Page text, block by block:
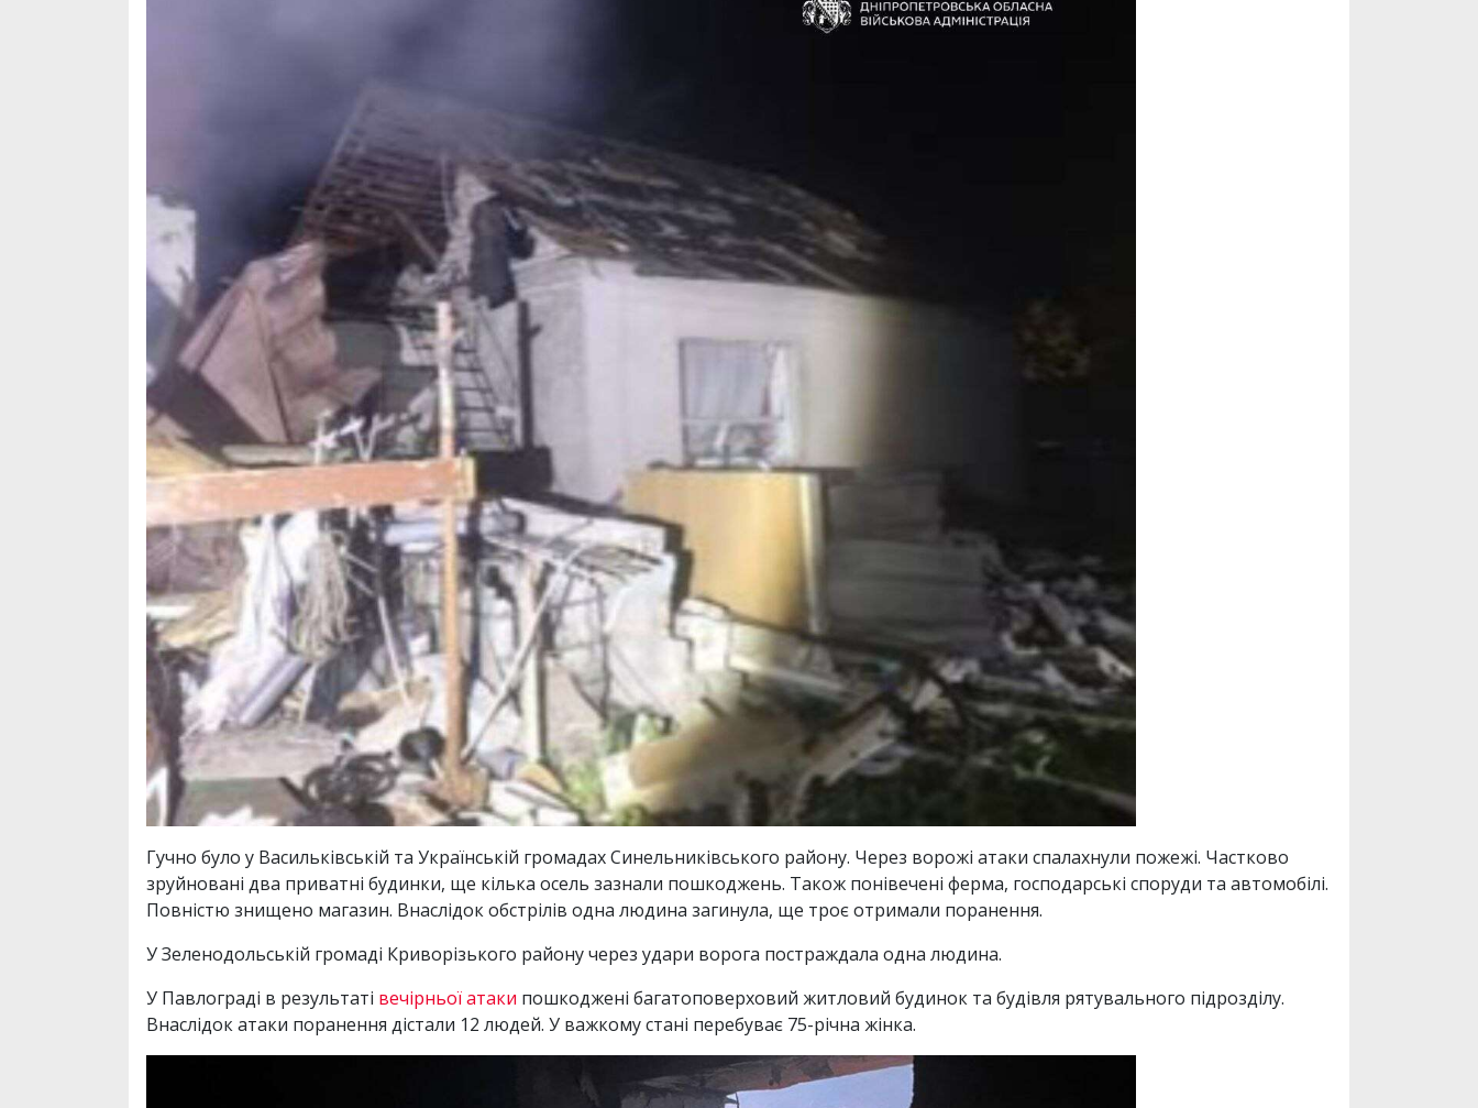
Гучно було у Васильківській та Українській громадах Синельниківського району. Через ворожі атаки спалахнули пожежі. Частково
зруйновані два приватні будинки, ще кілька осель зазнали пошкоджень. Також понівечені ферма, господарські споруди та автомобілі.
Повністю знищено магазин. Внаслідок обстрілів одна людина загинула, ще троє отримали поранення.
У Зеленодольській громаді Криворізького району через удари ворога постраждала одна людина.
У Павлограді в результаті вечірньої атаки пошкоджені багатоповерховий житловий будинок та будівля рятувального підрозділу.
Внаслідок атаки поранення дістали 12 людей. У важкому стані перебуває 75-річна жінка.